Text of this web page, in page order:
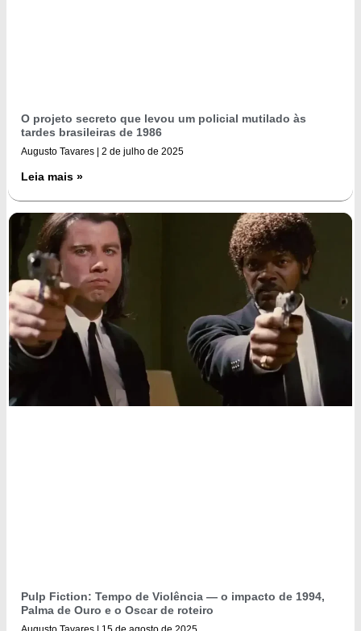
O projeto secreto que levou um policial mutilado às
tardes brasileiras de 1986
Augusto Tavares 2 de julho de 2025
Leia mais »
Pulp Fiction: Tempo de Violência — o impacto de 1994,
Palma de Ouro e o Oscar de roteiro